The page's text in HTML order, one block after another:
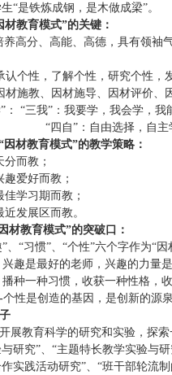
“是铁炼成钢，是木做成梁”。
材教育模式”的关键：
养高分、高能、高德，具有领袖
认个性，了解个性，研究个性，
材施教、因材施导、因材评价、
：
“三我”：我要学，我会学，我
“四自”：自由选择，自主
因材教育模式”的教学策略：
分而教；
趣爱好而教；
佳学习期而教；
近发展区而教。
材教育模式”的突破口：
、“习惯”、“个性”六个字作为“因
兴趣是最好的老师，兴趣的力量是
播种一种习惯，收获一种性格，收
个性是创造的基因，是创新的源
展教育科学的研究和实验，探
研究”、“主题特长教学实验与
实践活动研究”、“班干部轮流